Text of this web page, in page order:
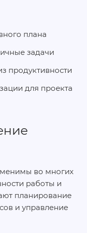
плана
задачи
продуктивности
для проекта
во многих
работы и
планирование
и управление